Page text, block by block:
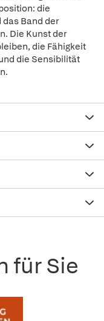
die
Band der
Die Kunst der
die Fähigkeit
die Sensibilität
für Sie